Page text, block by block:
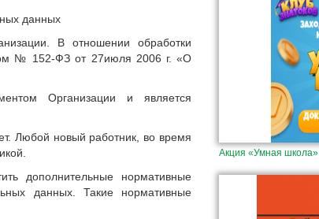
данных
В отношении обработки
№ 152-ФЗ от 27июля 2006 г. «О
Организации и является
Любой новый работник, во время
дополнительные нормативные
данных. Такие нормативные
Акция «Умная школа»